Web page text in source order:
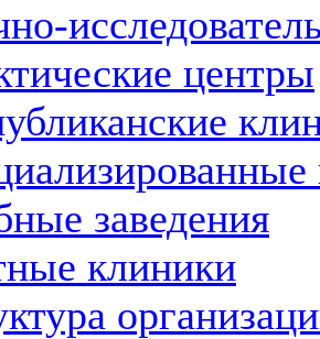
центры
заведения
клиники